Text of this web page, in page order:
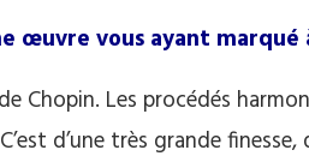
œuvre vous ayant
Chopin. Les procédés
d’une très grande finesse,